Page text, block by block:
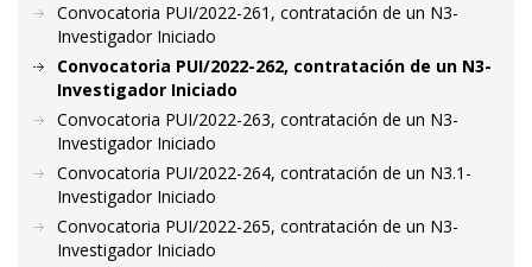
Convocatoria PUI/2022-261, contratación de un N3-
Investigador Iniciado
Convocatoria PUI/2022-262, contratación de un N3-
Investigador Iniciado
Convocatoria PUI/2022-263, contratación de un N3-
Investigador Iniciado
Convocatoria PUI/2022-264, contratación de un N3.1-
Investigador Iniciado
Convocatoria PUI/2022-265, contratación de un N3-
Investigador Iniciado